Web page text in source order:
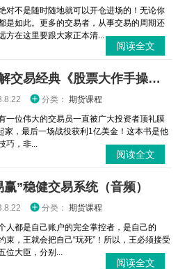
对不是随时随地就可以开仓进场的！无论你
是如此。更多的交易者，从事交易的周期还
方在这里要跟大家正本清...
阅读全文
远方交易商学院远方讲解交易经典《股票大作手操盘术》
分类： 期货课程
一位伟大的交易员一直被广大投资者顶礼膜
家，最后一场战役获利1亿美金！这本书是他
巧，非...
阅读全文
”稳健交易系统（音频）
分类： 期货课程
人都是自己账户的完全掌控者，是自己的
，王就会把自己“玩死”！所以，王必须接受
位大臣，分别...
阅读全文